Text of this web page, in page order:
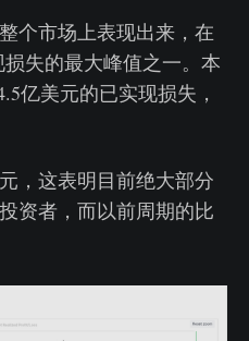
个市场上表现出来，在
失的最大峰值之一。本
亿美元的已实现损失，
，这表明目前绝大部分
资者，而以前周期的比